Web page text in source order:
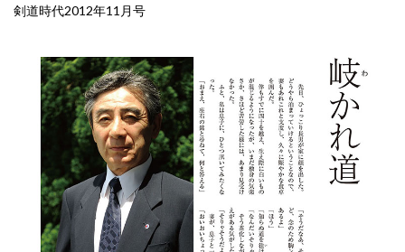
剣道時代2012年11月号